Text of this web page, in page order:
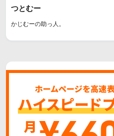
つとむー
かじむーの助っ人。